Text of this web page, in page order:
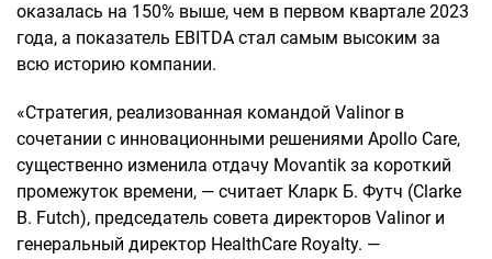
оказалась на 150% выше, чем в первом квартале 2023
года, а показатель EBITDA стал самым высоким за
всю историю компании.
«Стратегия, реализованная командой Valinor в
сочетании с инновационными решениями Apollo Care,
существенно изменила отдачу Movantik за короткий
промежуток времени, — считает Кларк Б. Футч (Clarke
B. Futch), председатель совета директоров Valinor и
генеральный директор HealthCare Royalty. —